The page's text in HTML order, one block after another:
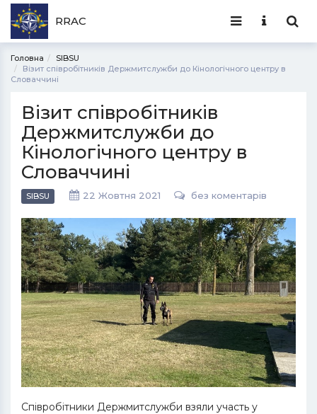
RRAC
Головна
SIBSU
Візит співробітників Держмитслужби до Кінологічного центру в
Словаччині
Візит співробітників
Держмитслужби до
Кінологічного центру в
Словаччині
SIBSU 22 Жовтня 2021 без коментарів
Співробітники Держмитслужби взяли участь у